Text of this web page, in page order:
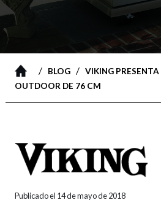
/ BLOG/ VIKING
OUTDOOR DE 76 CM
Publicado el 14 de mayo de 2018